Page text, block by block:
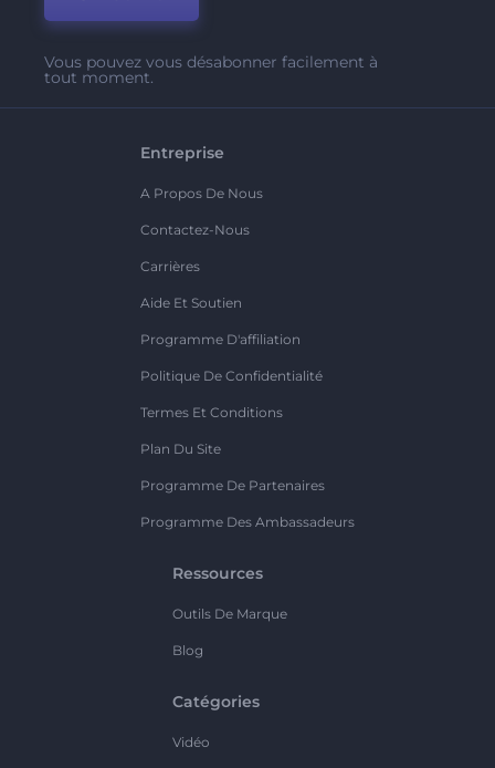
Vous pouvez vous désabonner facilement à
tout moment.
Entreprise
A Propos De Nous
Contactez-Nous
Carrières
Aide Et Soutien
Programme D'affiliation
Politique De Confidentialité
Termes Et Conditions
Plan Du Site
Programme De Partenaires
Programme Des Ambassadeurs
Ressources
Outils De Marque
Blog
Catégories
Vidéo